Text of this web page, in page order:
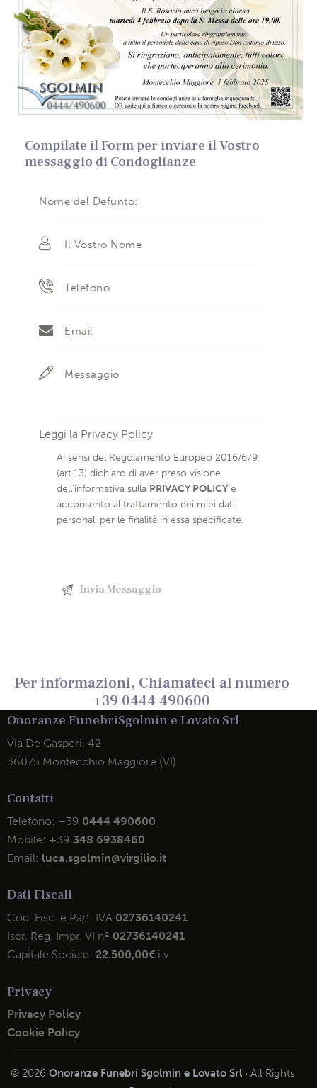
Compilate il Form per inviare il Vostro
messaggio di Condoglianze
Leggi la Privacy Policy
Ai sensi del Regolamento Europeo 2016/679,
(art.13) dichiaro di aver preso visione
dell’informativa sulla PRIVACY POLICYe
acconsento al trattamento dei miei dati
personali per le finalità in essa specificate.
Per informazioni, Chiamateci al numero
+39 0444 490600
Onoranze FunebriSgolmin e Lovato Srl
Via De Gasperi, 42
36075 Montecchio Maggiore (VI)
Contatti
Telefono: +39 0444 490600
Mobile: +39 348 6938460
Email: luca.sgolmin@virgilio.it
Dati Fiscali
Cod. Fisc. e Part. IVA 02736140241
Iscr. Reg. Impr. VI nº 02736140241
Capitale Sociale: 22.500,00€ i.v.
Privacy
Privacy Policy
Cookie Policy
© 2026 Onoranze Funebri Sgolmin e Lovato Srl · All Rights